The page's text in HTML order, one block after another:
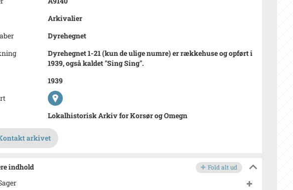
Arkivalier
Dyrehegnet
Dyrehegnet 1-21 (kun de ulige numre) er rækkehuse og opført i
1939, også kaldet "Sing Sing".
1939
Lokalhistorisk Arkiv for Korsør og Omegn
arkivet
indhold Fold alt ud